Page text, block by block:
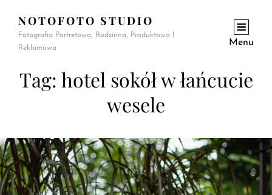
NOTOFOTO STUDIO
Fotografia Portretowa, Rodzinna, Produktowa I
Reklamowa
Menu
Tag: hotel sokół w łańcucie
wesele